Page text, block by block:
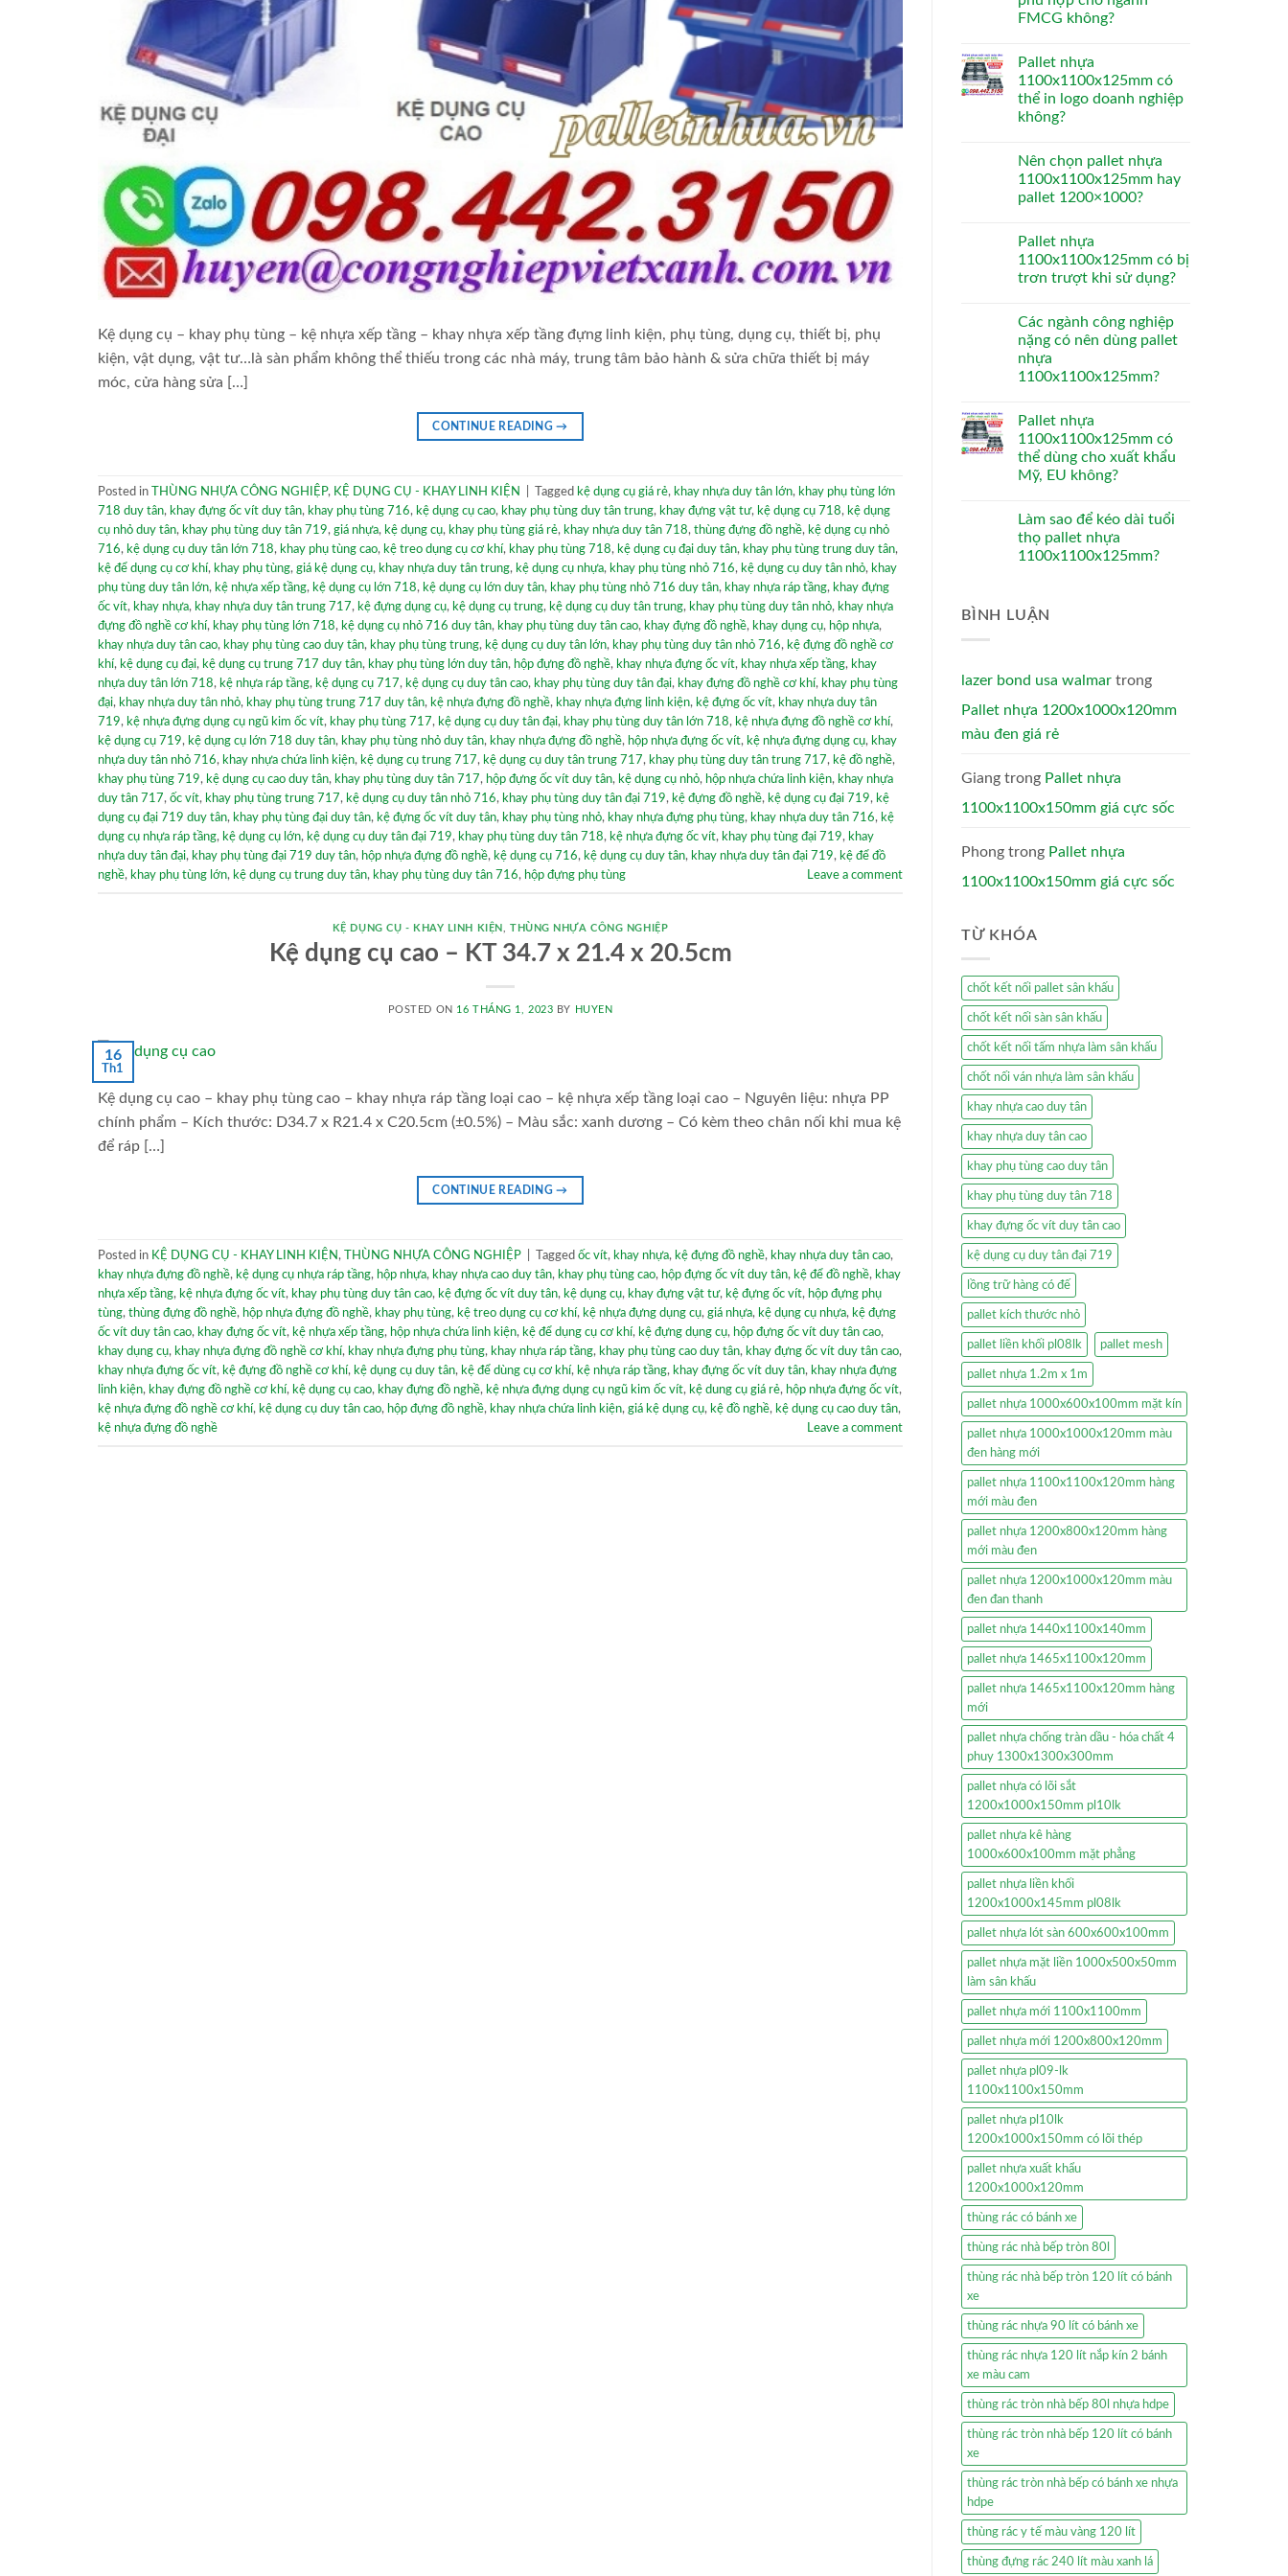
Kệ dụng cụ – khay phụ tùng – kệ nhựa xếp tầng – khay nhựa xếp tầng đựng linh kiện, phụ tùng, dụng cụ, thiết bị, phụ
kiện, vật dụng, vật tư…là sàn phẩm không thể thiếu trong các nhà máy, trung tâm bảo hành & sửa chữa thiết bị máy
móc, cửa hàng sửa […]
CONTINUE READING→
Posted in THÙNG NHỰA CÔNG NGHIỆP, KỆ DỤNG CỤ - KHAY LINH KIỆN Tagged kệ dụng cụ giá rẻ, khay nhựa duy tân lớn, khay phụ tùng lớn
718 duy tân, khay đựng ốc vít duy tân, khay phụ tùng 716, kệ dụng cụ cao, khay phụ tùng duy tân trung, khay đựng vật tư, kệ dụng cụ 718, kệ dụng
cụ nhỏ duy tân, khay phụ tùng duy tân 719, giá nhựa, kệ dụng cụ, khay phụ tùng giá rẻ, khay nhựa duy tân 718, thùng đựng đồ nghề, kệ dụng cụ nhỏ
716, kệ dụng cụ duy tân lớn 718, khay phụ tùng cao, kệ treo dụng cụ cơ khí, khay phụ tùng 718, kệ dụng cụ đại duy tân, khay phụ tùng trung duy tân,
kệ để dụng cụ cơ khí, khay phụ tùng, giá kệ dụng cụ, khay nhựa duy tân trung, kệ dụng cụ nhựa, khay phụ tùng nhỏ 716, kệ dụng cụ duy tân nhỏ, khay
phụ tùng duy tân lớn, kệ nhựa xếp tầng, kệ dụng cụ lớn 718, kệ dụng cụ lớn duy tân, khay phụ tùng nhỏ 716 duy tân, khay nhựa ráp tầng, khay đựng
ốc vít, khay nhựa, khay nhựa duy tân trung 717, kệ đựng dụng cụ, kệ dụng cụ trung, kệ dụng cụ duy tân trung, khay phụ tùng duy tân nhỏ, khay nhựa
đựng đồ nghề cơ khí, khay phụ tùng lớn 718, kệ dụng cụ nhỏ 716 duy tân, khay phụ tùng duy tân cao, khay đựng đồ nghề, khay dụng cụ, hộp nhựa,
khay nhựa duy tân cao, khay phụ tùng cao duy tân, khay phụ tùng trung, kệ dụng cụ duy tân lớn, khay phụ tùng duy tân nhỏ 716, kệ đựng đồ nghề cơ
khí, kệ dụng cụ đại, kệ dụng cụ trung 717 duy tân, khay phụ tùng lớn duy tân, hộp đựng đồ nghề, khay nhựa đựng ốc vít, khay nhựa xếp tầng, khay
nhựa duy tân lớn 718, kệ nhựa ráp tầng, kệ dụng cụ 717, kệ dụng cụ duy tân cao, khay phụ tùng duy tân đại, khay đựng đồ nghề cơ khí, khay phụ tùng
đại, khay nhựa duy tân nhỏ, khay phụ tùng trung 717 duy tân, kệ nhựa đựng đồ nghề, khay nhựa đựng linh kiện, kệ đựng ốc vít, khay nhựa duy tân
719, kệ nhựa đựng dụng cụ ngũ kim ốc vít, khay phụ tùng 717, kệ dụng cụ duy tân đại, khay phụ tùng duy tân lớn 718, kệ nhựa đựng đồ nghề cơ khí,
kệ dụng cụ 719, kệ dụng cụ lớn 718 duy tân, khay phụ tùng nhỏ duy tân, khay nhựa đựng đồ nghề, hộp nhựa đựng ốc vít, kệ nhựa đựng dụng cụ, khay
nhựa duy tân nhỏ 716, khay nhựa chứa linh kiện, kệ dụng cụ trung 717, kệ dụng cụ duy tân trung 717, khay phụ tùng duy tân trung 717, kệ đồ nghề,
khay phụ tùng 719, kệ dụng cụ cao duy tân, khay phụ tùng duy tân 717, hộp đựng ốc vít duy tân, kệ dụng cụ nhỏ, hộp nhựa chứa linh kiện, khay nhựa
duy tân 717, ốc vít, khay phụ tùng trung 717, kệ dụng cụ duy tân nhỏ 716, khay phụ tùng duy tân đại 719, kệ đựng đồ nghề, kệ dụng cụ đại 719, kệ
dụng cụ đại 719 duy tân, khay phụ tùng đại duy tân, kệ đựng ốc vít duy tân, khay phụ tùng nhỏ, khay nhựa đựng phụ tùng, khay nhựa duy tân 716, kệ
dụng cụ nhựa ráp tầng, kệ dụng cụ lớn, kệ dụng cụ duy tân đại 719, khay phụ tùng duy tân 718, kệ nhựa đựng ốc vít, khay phụ tùng đại 719, khay
nhựa duy tân đại, khay phụ tùng đại 719 duy tân, hộp nhựa đựng đồ nghề, kệ dụng cụ 716, kệ dụng cụ duy tân, khay nhựa duy tân đại 719, kệ để đồ
nghề, khay phụ tùng lớn, kệ dụng cụ trung duy tân, khay phụ tùng duy tân 716, hộp đựng phụ tùng Leave a comment
KỆ DỤNG CỤ - KHAY LINH KIỆN THÙNG NHỰA CÔNG NGHIỆP
Kệ dụng cụ cao – KT 34.7 x 21.4 x 20.5cm
POSTED ON 16 THÁNG 1, 2023 BY HUYEN
16
Th1
Kệ dụng cụ cao – khay phụ tùng cao – khay nhựa ráp tầng loại cao – kệ nhựa xếp tầng loại cao – Nguyên liệu: nhựa PP
chính phẩm – Kích thước: D34.7 x R21.4 x C20.5cm (±0.5%) – Màu sắc: xanh dương – Có kèm theo chân nối khi mua kệ
để ráp […]
CONTINUE READING→
Posted in KỆ DỤNG CỤ - KHAY LINH KIỆN , THÙNG NHỰA CÔNG NGHIỆP Tagged ốc vít, khay nhựa, kệ đựng đồ nghề, khay nhựa duy tân cao,
khay nhựa đựng đồ nghề, kệ dụng cụ nhựa ráp tầng, hộp nhựa, khay nhựa cao duy tân, khay phụ tùng cao, hộp đựng ốc vít duy tân, kệ để đồ nghề, khay
nhựa xếp tầng, kệ nhựa đựng ốc vít, khay phụ tùng duy tân cao, kệ đựng ốc vít duy tân, kệ dụng cụ, khay đựng vật tư, kệ đựng ốc vít, hộp đựng phụ
tùng, thùng đựng đồ nghề, hộp nhựa đựng đồ nghề, khay phụ tùng, kệ treo dụng cụ cơ khí, kệ nhựa đựng dụng cụ, giá nhựa, kệ dụng cụ nhựa, kệ đựng
ốc vít duy tân cao, khay đựng ốc vít, kệ nhựa xếp tầng, hộp nhựa chứa linh kiện, kệ để dụng cụ cơ khí, kệ đựng dụng cụ, hộp đựng ốc vít duy tân cao,
khay dụng cụ, khay nhựa đựng đồ nghề cơ khí, khay nhựa đựng phụ tùng, khay nhựa ráp tầng, khay phụ tùng cao duy tân, khay đựng ốc vít duy tân cao,
khay nhựa đựng ốc vít, kệ đựng đồ nghề cơ khí, kệ dụng cụ duy tân, kệ để dùng cụ cơ khí, kệ nhựa ráp tầng, khay đựng ốc vít duy tân, khay nhựa đựng
linh kiện, khay đựng đồ nghề cơ khí, kệ dụng cụ cao, khay đựng đồ nghề, kệ nhựa đựng dụng cụ ngũ kim ốc vít, kệ dung cụ giá rẻ, hộp nhựa đựng ốc vít,
kệ nhựa đựng đồ nghề cơ khí, kệ dụng cụ duy tân cao, hộp đựng đồ nghề, khay nhựa chứa linh kiện, giá kệ dụng cụ, kệ đồ nghề, kệ dụng cụ cao duy tân,
kệ nhựa đựng đồ nghề
Leave a comment
FMCG không?
Pallet nhựa
1100x1100x125mm có
thể in logo doanh nghiệp
không?
Nên chọn pallet nhựa
1100x1100x125mm hay
pallet 1200×1000?
Pallet nhựa
1100x1100x125mm có bị
trơn trượt khi sử dụng?
Các ngành công nghiệp
nặng có nên dùng pallet
nhựa
1100x1100x125mm?
Pallet nhựa
1100x1100x125mm có
thể dùng cho xuất khẩu
Mỹ, EU không?
Làm sao để kéo dài tuổi
thọ pallet nhựa
1100x1100x125mm?
BÌNH LUẬN
lazer bond usa walmar trong
Pallet nhựa 1200x1000x120mm
màu đen giá rẻ
Giang trong Pallet nhựa
1100x1100x150mm giá cực sốc
Phong trong Pallet nhựa
1100x1100x150mm giá cực sốc
TỪ KHÓA
chốt kết nối pallet sân khấu
chốt kết nối sàn sân khấu
chốt kết nối tấm nhựa làm sân khấu
chốt nối ván nhựa làm sân khấu
khay nhựa cao duy tân
khay nhựa duy tân cao
khay phụ tùng cao duy tân
khay phụ tùng duy tân 718
khay đựng ốc vít duy tân cao
kệ dụng cụ duy tân đại 719
lồng trữ hàng có đế
pallet kích thước nhỏ
pallet liền khối pl08lk pallet mesh
pallet nhựa 1.2m x 1m
pallet nhựa 1000x600x100mm mặt kín
pallet nhựa 1000x1000x120mm màu
đen hàng mới
pallet nhựa 1100x1100x120mm hàng
mới màu đen
pallet nhựa 1200x800x120mm hàng
mới màu đen
pallet nhựa 1200x1000x120mm màu
đen đan thanh
pallet nhựa 1440x1100x140mm
pallet nhựa 1465x1100x120mm
pallet nhựa 1465x1100x120mm hàng
mới
pallet nhựa chống tràn dầu - hóa chất 4
phuy 1300x1300x300mm
pallet nhựa có lõi sắt
1200x1000x150mm pl10lk
pallet nhựa kê hàng
1000x600x100mm mặt phẳng
pallet nhựa liền khối
1200x1000x145mm pl08lk
pallet nhựa lót sàn 600x600x100mm
pallet nhựa mặt liền 1000x500x50mm
làm sân khấu
pallet nhựa mới 1100x1100mm
pallet nhựa mới 1200x800x120mm
pallet nhựa pl09-lk
1100x1100x150mm
pallet nhựa pl10lk
1200x1000x150mm có lõi thép
pallet nhựa xuất khẩu
1200x1000x120mm
thùng rác có bánh xe
thùng rác nhà bếp tròn 80l
thùng rác nhà bếp tròn 120 lít có bánh
xe
thùng rác nhựa 90 lít có bánh xe
thùng rác nhựa 120 lít nắp kín 2 bánh
xe màu cam
thùng rác tròn nhà bếp 80l nhựa hdpe
thùng rác tròn nhà bếp 120 lít có bánh
xe
thùng rác tròn nhà bếp có bánh xe nhựa
hdpe
thùng rác y tế màu vàng 120 lít
thùng đựng rác 240 lít màu xanh lá